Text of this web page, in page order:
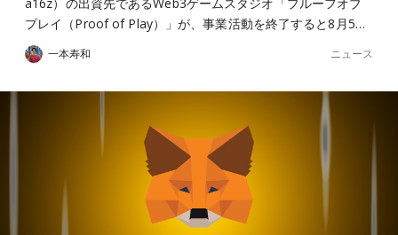
プレイ（Proof of Play）」が、事業活動を終了すると8月5…
一本寿和 ニュース